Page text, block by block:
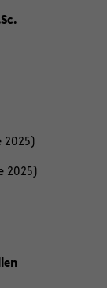
2025)
2025)